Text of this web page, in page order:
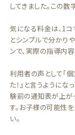
してきました。この数
気になる料金は、1
とシンプルで分かり
ンで、実際の指導内
利用者の声として「
た！』と言うようにな
験前の通知表が上が
す。お子様の可能性
い。